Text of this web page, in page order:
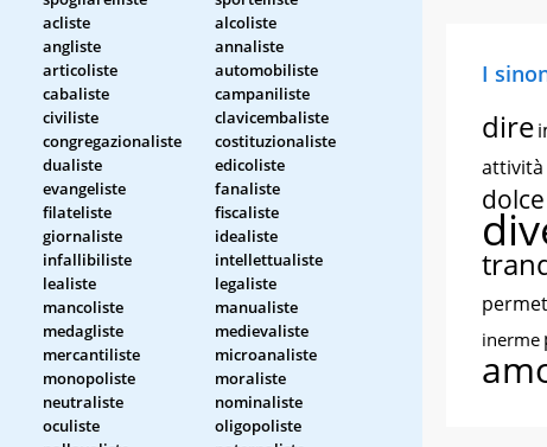
acliste
alcoliste
angliste
annaliste
articoliste
automobiliste
cabaliste
campaniliste
civiliste
clavicembaliste
congregazionaliste
costituzionaliste
dualiste
edicoliste
evangeliste
fanaliste
filateliste
fiscaliste
giornaliste
idealiste
infallibiliste
intellettualiste
lealiste
legaliste
mancoliste
manualiste
medagliste
medievaliste
mercantiliste
microanaliste
monopoliste
moraliste
neutraliste
nominaliste
oculiste
oligopoliste
I
dire
attività
dolce
inerme